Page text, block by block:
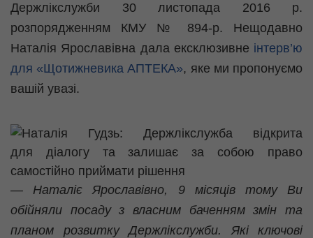
Держлікслужби 30 листопада 2016 р.
розпорядженням КМУ № 894-р. Нещодавно
Наталія Ярославівна дала ексклюзивне інтерв’ю
для «Щотижневика АПТЕКА», яке ми пропонуємо
вашій увазі.
— Наталіє Ярославівно, 9 місяців тому Ви
обійняли посаду з власним баченням змін та
планом розвитку Держлікслужби. Які ключові